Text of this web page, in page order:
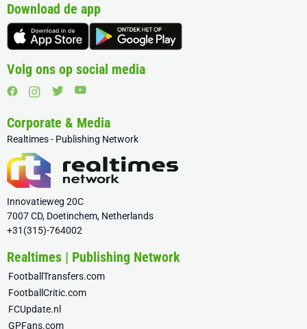
Download de app
Volg ons op social media
Corporate & Media
Realtimes - Publishing Network
Innovatieweg 20C
7007 CD, Doetinchem, Netherlands
+31(315)-764002
Realtimes | Publishing Network
FootballTransfers.com
FootballCritic.com
FCUpdate.nl
GPFans.com